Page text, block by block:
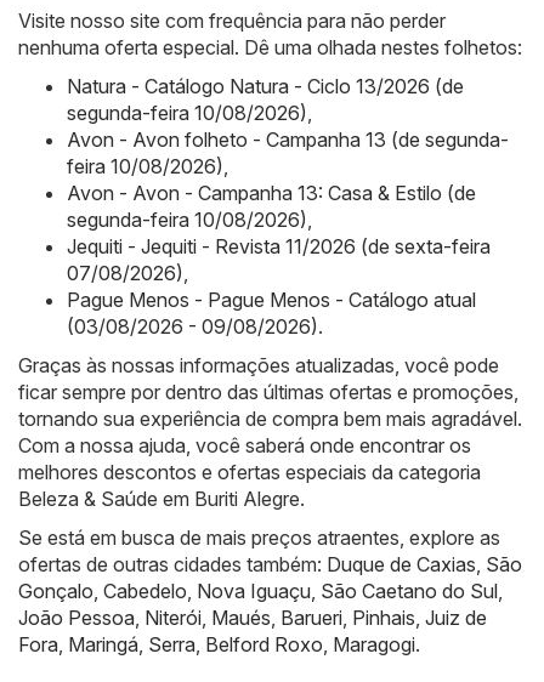
Visite nosso site com frequência para não perder
nenhuma oferta especial. Dê uma olhada nestes folhetos:
Natura - Catálogo Natura - Ciclo 13/2026 (de
segunda-feira 10/08/2026),
Avon - Avon folheto - Campanha 13 (de segunda-
feira 10/08/2026),
Avon - Avon - Campanha 13: Casa & Estilo (de
segunda-feira 10/08/2026),
Jequiti - Jequiti - Revista 11/2026 (de sexta-feira
07/08/2026),
Pague Menos - Pague Menos - Catálogo atual
(03/08/2026 - 09/08/2026).
Graças às nossas informações atualizadas, você pode
ficar sempre por dentro das últimas ofertas e promoções,
tornando sua experiência de compra bem mais agradável.
Com a nossa ajuda, você saberá onde encontrar os
melhores descontos e ofertas especiais da categoria
Beleza & Saúde em Buriti Alegre.
Se está em busca de mais preços atraentes, explore as
ofertas de outras cidades também: Duque de Caxias, São
Gonçalo, Cabedelo, Nova Iguaçu, São Caetano do Sul,
João Pessoa, Niterói, Maués, Barueri, Pinhais, Juiz de
Fora, Maringá, Serra, Belford Roxo, Maragogi.